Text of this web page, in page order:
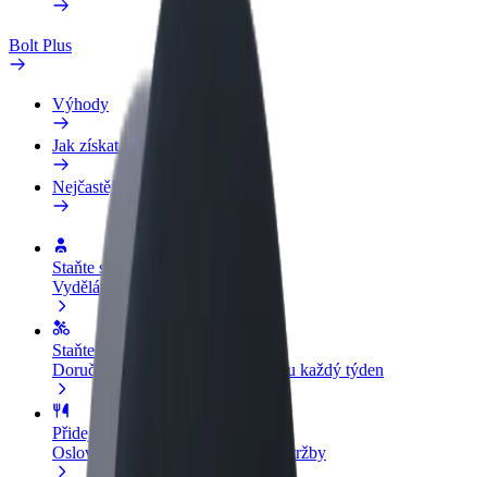
Bolt Plus
Výhody
Jak získat členství
Nejčastější otázky
Staňte se řidičem
Vydělávejte podle sebe
Staňte se kurýrem
Doručujte jídlo a dostávejte výplatu každý týden
Přidejte restauraci nebo obchod
Oslovte více zákazníků a zvyšte si tržby